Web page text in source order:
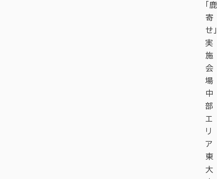
「鹿
寄
せ」
実
施
会
場
中
部
エ
リ
ア
東
大